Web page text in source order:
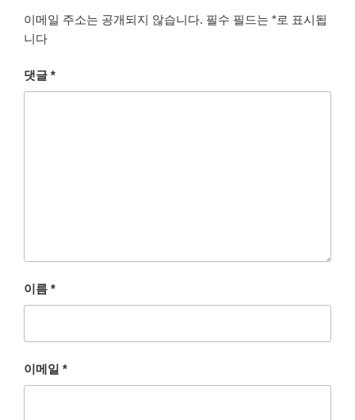
이메일 주소는 공개되지 않습니다. 필수 필드는 *로 표시됩
니다
댓글 *
이름 *
이메일 *